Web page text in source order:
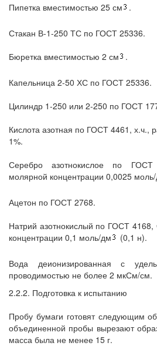
Пипетка вместимостью 25 см
.
Стакан В-1-250 ТС по ГОСТ 25336.
Бюретка вместимостью 2 см
.
Капельница 2-50 ХС по ГОСТ 25336.
Цилиндр 1-250 или 2-250 по ГОСТ
Кислота азотная по ГОСТ 4461, х.ч.,
1%.
Серебро азотнокислое по
молярной концентрации 0,0025
Ацетон по ГОСТ 2768.
Натрий азотнокислый по ГОСТ 4168,
концентрации 0,1 моль/дм
(0,1 н).
Вода деионизированная с
проводимостью не более 2 мкСм/см.
2.2.2. Подготовка к испытанию
Пробу бумаги готовят следующим
объединенной пробы вырезают
масса была не менее 15 г.